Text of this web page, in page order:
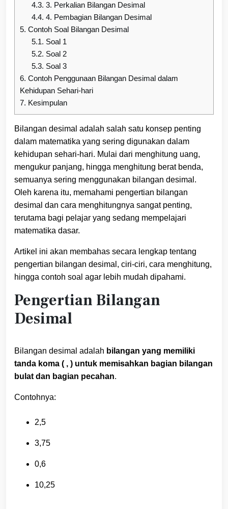
4.3. 3. Perkalian Bilangan Desimal
4.4. 4. Pembagian Bilangan Desimal
5. Contoh Soal Bilangan Desimal
5.1. Soal 1
5.2. Soal 2
5.3. Soal 3
6. Contoh Penggunaan Bilangan Desimal dalam
Kehidupan Sehari-hari
7. Kesimpulan
Bilangan desimal adalah salah satu konsep penting
dalam matematika yang sering digunakan dalam
kehidupan sehari-hari. Mulai dari menghitung uang,
mengukur panjang, hingga menghitung berat benda,
semuanya sering menggunakan bilangan desimal.
Oleh karena itu, memahami pengertian bilangan
desimal dan cara menghitungnya sangat penting,
terutama bagi pelajar yang sedang mempelajari
matematika dasar.
Artikel ini akan membahas secara lengkap tentang
pengertian bilangan desimal, ciri-ciri, cara menghitung,
hingga contoh soal agar lebih mudah dipahami.
Pengertian Bilangan
Desimal
Bilangan desimal adalah bilangan yang memiliki
tanda koma ( , ) untuk memisahkan bagian bilangan
bulat dan bagian pecahan.
Contohnya:
2,5
3,75
0,6
10,25